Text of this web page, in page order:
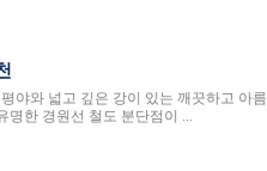
야와 넓고 깊은 강이 있는 깨끗하고 아름
명한 경원선 철도 분단점이 ...